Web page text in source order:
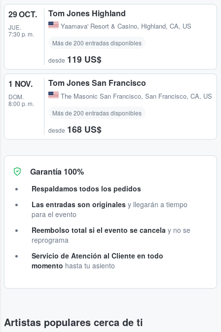
29 OCT.
JUE.
7:30 p. m.
Tom Jones Highland
Yaamava' Resort & Casino, Highland, CA, US
Más de 200 entradas disponibles
desde 119 US$
1 NOV.
DOM.
8:00 p. m.
Tom Jones San Francisco
The Masonic San Francisco, San Francisco, CA, US
Más de 200 entradas disponibles
desde 168 US$
Garantía 100%
Respaldamos todos los pedidos
Las entradas son originales y llegarán a tiempo
para el evento
Reembolso total si el evento se cancela y no se
reprograma
Servicio de Atención al Cliente en todo
momento hasta tu asiento
Artistas populares cerca de ti